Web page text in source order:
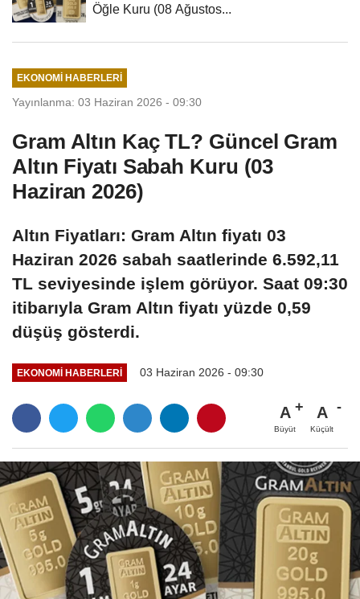
Öğle Kuru (08 Ağustos...
EKONOMI HABERLERI
Yayınlanma: 03 Haziran 2026 - 09:30
Gram Altın Kaç TL? Güncel Gram
Altın Fiyatı Sabah Kuru (03
Haziran 2026)
Altın Fiyatları: Gram Altın fiyatı 03
Haziran 2026 sabah saatlerinde 6.592,11
TL seviyesinde işlem görüyor. Saat 09:30
itibarıyla Gram Altın fiyatı yüzde 0,59
düşüş gösterdi.
EKONOMI HABERLERI 03 Haziran 2026 - 09:30
A
Büyüt
A
Küçült